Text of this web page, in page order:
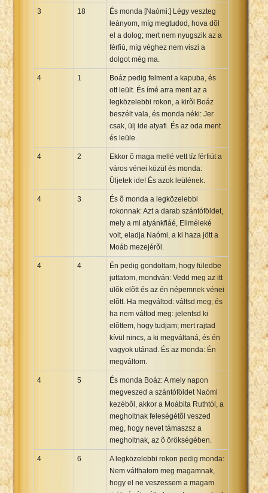
3 18
És monda [Naómi:] Légy veszteg
leányom, míg megtudod, hova dõl
el a dolog; mert nem nyugszik az a
férfiú, míg véghez nem viszi a
dolgot még ma.
4 1
Boáz pedig felment a kapuba, és
ott leült. És ímé arra ment az a
legközelebbi rokon, a kirõl Boáz
beszélt vala, és monda néki: Jer
csak, ülj ide atyafi. És az oda ment
és leüle.
4 2
Ekkor õ maga mellé vett tíz férfiút a
város vénei közül és monda:
Üljetek ide! És azok leülének.
4 3
És õ monda a legközelebbi
rokonnak: Azt a darab szántóföldet,
mely a mi atyánkfiáé, Eliméleké
volt, eladja Naómi, a ki haza jött a
Moáb mezejérõl.
4 4
Én pedig gondoltam, hogy füledbe
juttatom, mondván: Vedd meg az itt
ülõk elõtt és az én népemnek vénei
elõtt. Ha megváltod: váltsd meg; és
ha nem váltod meg: jelentsd ki
elõttem, hogy tudjam; mert rajtad
kívül nincs, a ki megváltaná, és én
vagyok utánad. És az monda: Én
megváltom.
4 5
És monda Boáz: A mely napon
megveszed a szántóföldet Naómi
kezébõl, akkor a Moábita Ruthtól, a
megholtnak feleségétõl veszed
meg, hogy nevet támaszsz a
megholtnak, az õ örökségében.
4 6
A legközelebbi rokon pedig monda:
Nem válthatom meg magamnak,
hogy el ne veszessem a magam